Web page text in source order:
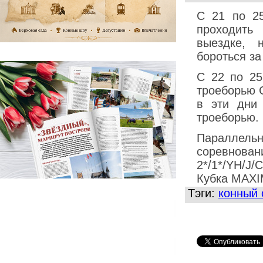
С 21 по
выездке,
бороться
С 22 по 25
троеборью
в эти дни
троеборью.
2*/1*/YH/J/
Кубка
Тэги: конный